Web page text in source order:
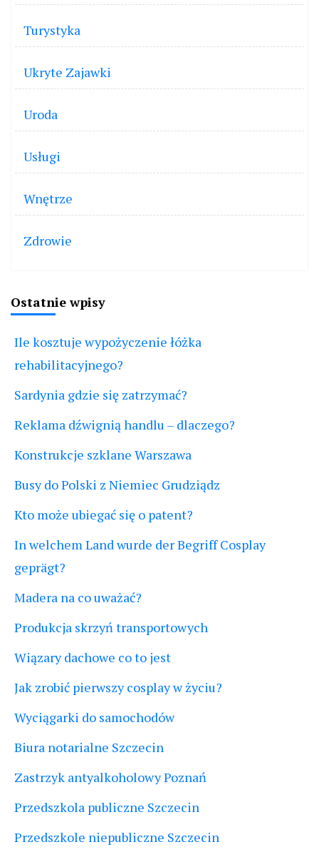
Turystyka
Ukryte Zajawki
Uroda
Usługi
Wnętrze
Zdrowie
Ostatnie wpisy
Ile kosztuje wypożyczenie łóżka
rehabilitacyjnego?
Sardynia gdzie się zatrzymać?
Reklama dźwignią handlu – dlaczego?
Konstrukcje szklane Warszawa
Busy do Polski z Niemiec Grudziądz
Kto może ubiegać się o patent?
In welchem Land wurde der Begriff Cosplay
geprägt?
Madera na co uważać?
Produkcja skrzyń transportowych
Wiązary dachowe co to jest
Jak zrobić pierwszy cosplay w życiu?
Wyciągarki do samochodów
Biura notarialne Szczecin
Zastrzyk antyalkoholowy Poznań
Przedszkola publiczne Szczecin
Przedszkole niepubliczne Szczecin